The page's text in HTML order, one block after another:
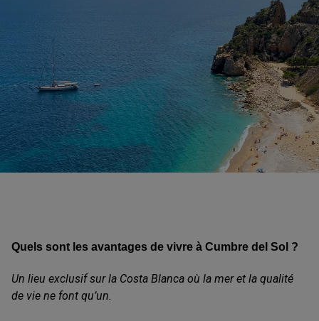
Quels sont les avantages de vivre à Cumbre del Sol ?
Un lieu exclusif sur la Costa Blanca où la mer et la qualité
de vie ne font qu’un.